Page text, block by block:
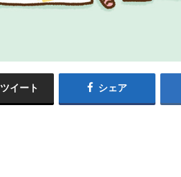
ツイート シェア